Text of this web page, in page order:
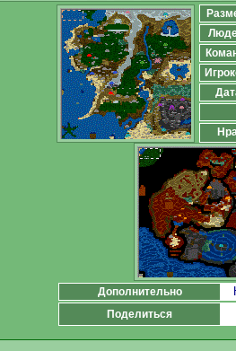
Дополнительно
Поделиться